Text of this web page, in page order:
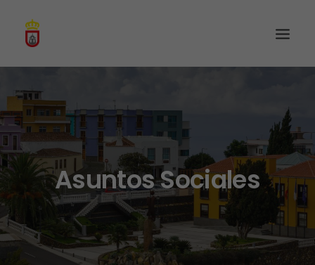
Asuntos Sociales